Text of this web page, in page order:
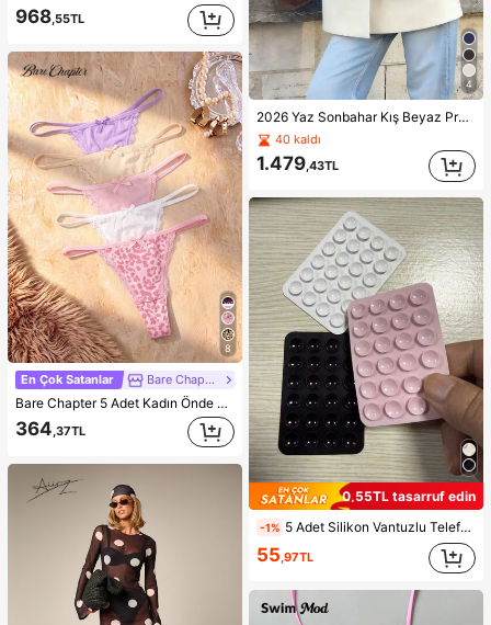
968,55TL
8
En Çok Satanlar Bare Chapter
Bare Chapter 5 Adet Kadın Önde Fiyonklu Dantel Yama Desenli Leopar Baskılı Tanga
364,37TL
4
2026 Yaz Sonbahar Kış Beyaz Profesyonel Kadın Blazer Ceket, Country Tatil Tarzı Kadın Blazer Ceket
40 kaldı
1.479,43TL
0,55TL tasarruf edin
-1% 5 Adet Silikon Vantuzlu Telefon Kılıf Tutucu, Vantuzlu Telefon Standı, Yapışkanlı Telefon Tutucu, Yapışkanlı Telefon Standı (Kullanmadan önce yüzeyi dikkatlice temizleyin, temiz ve düz olduğundan emin olun. Yapıştırdıktan sonra kullanmak için 30 dakika bekleyin), Olmazsa Olmaz
55,97TL